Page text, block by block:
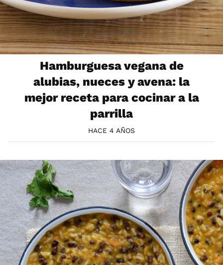
Hamburguesa vegana de
alubias, nueces y avena: la
mejor receta para cocinar a la
parrilla
HACE 4 AÑOS